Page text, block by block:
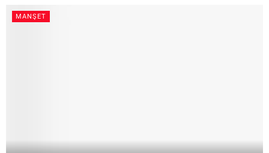
MANŞET